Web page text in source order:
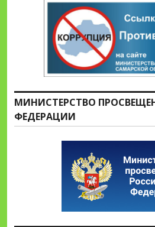
МИНИСТЕРСТВО
ФЕДЕРАЦИИ